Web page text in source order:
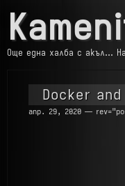
Още една халба с акъл…
Docker
апр. 29, 2020 —